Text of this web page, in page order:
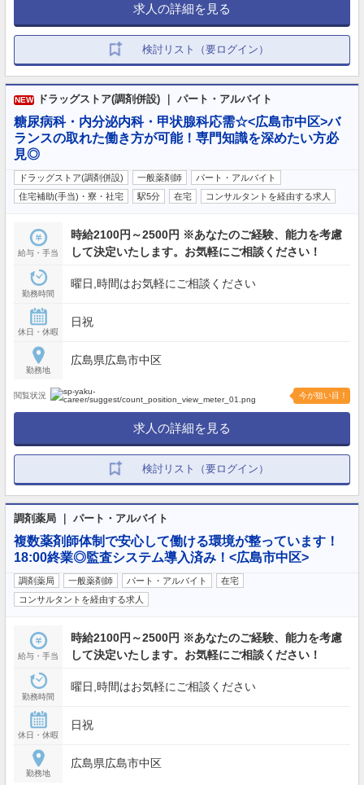
求人の詳細を見る
検討リスト（要ログイン）
NEW ドラッグストア(調剤併設) ｜ パート・アルバイト
糖尿病科・内分泌内科・甲状腺科応需☆<広島市中区>バ
ランスの取れた働き方が可能！専門知識を深めたい方必
見◎
ドラッグストア(調剤併設) 一般薬剤師
パート・アルバイト
住宅補助(手当)・寮・社宅
駅5分 在宅 コンサルタントを経由する求人
給与・手当
時給2100円～2500円 ※あなたのご経験、能力を考慮
して決定いたします。お気軽にご相談ください！
勤務時間
曜日,時間はお気軽にご相談ください
休日・休暇
日祝
勤務地
広島県広島市中区
閲覧状況 今が狙い目！
求人の詳細を見る
検討リスト（要ログイン）
調剤薬局 ｜ パート・アルバイト
複数薬剤師体制で安心して働ける環境が整っています！
18:00終業◎監査システム導入済み！<広島市中区>
調剤薬局 一般薬剤師 パート・アルバイト
在宅
コンサルタントを経由する求人
給与・手当
時給2100円～2500円 ※あなたのご経験、能力を考慮
して決定いたします。お気軽にご相談ください！
勤務時間
曜日,時間はお気軽にご相談ください
休日・休暇
日祝
勤務地
広島県広島市中区